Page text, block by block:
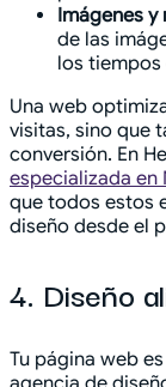
Imágenes
de las
los tiempos
Una web
visitas, sino que
conversión. En
especializada en
que todos estos
diseño desde el
4. Diseño
Tu página web